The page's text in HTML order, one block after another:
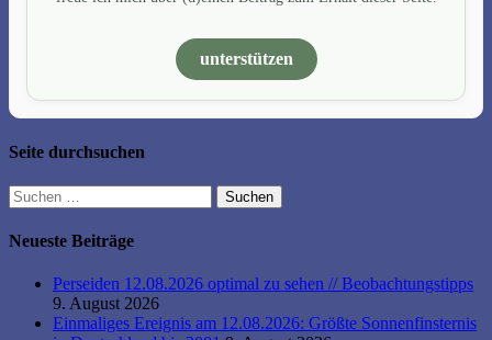
unterstützen
Seite durchsuchen
Suchen
nach:
Neueste Beiträge
Perseiden 12.08.2026 optimal zu sehen // Beobachtungstipps
9. August 2026
Einmaliges Ereignis am 12.08.2026: Größte Sonnenfinsternis